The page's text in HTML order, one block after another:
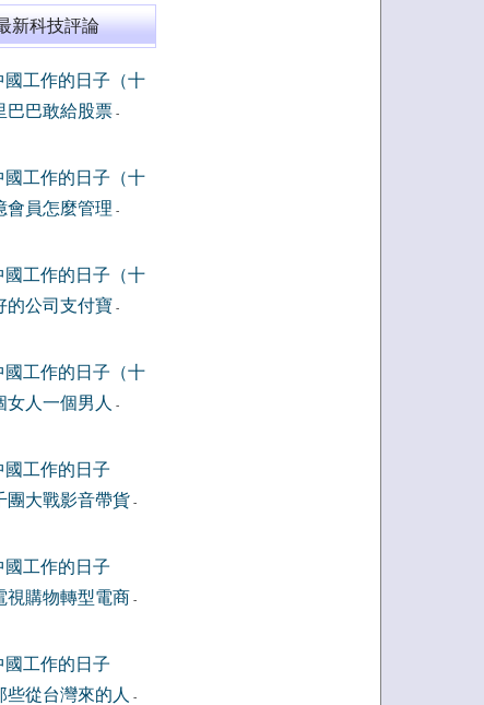
新科技評論
國工作的日子（十
巴巴敢給股票-
國工作的日子（十
會員怎麼管理 -
國工作的日子（十
的公司支付寶 -
國工作的日子（十
女人一個男人
-
國工作的日子
團大戰影音帶貨 -
國工作的日子
視購物轉型電商 -
國工作的日子
些從台灣來的人
-